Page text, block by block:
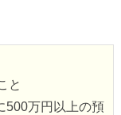
と
500万円以上の預